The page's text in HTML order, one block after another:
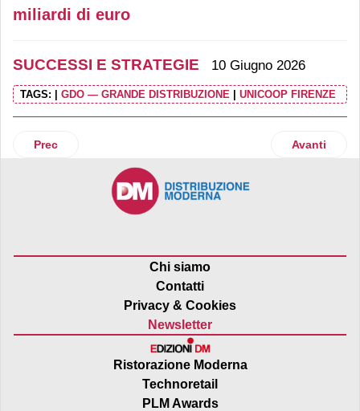
miliardi di euro
SUCCESSI E STRATEGIE 10 Giugno 2026
TAGS: GDO — GRANDE DISTRIBUZIONE UNICOOP FIRENZE
Articolo precedente: Latteria Soresina, intesa con Plac e
Prec Articolo
Avanti
Chi siamo
Contatti
Privacy & Cookies
Newsletter
Ristorazione Moderna
Technoretail
PLM Awards